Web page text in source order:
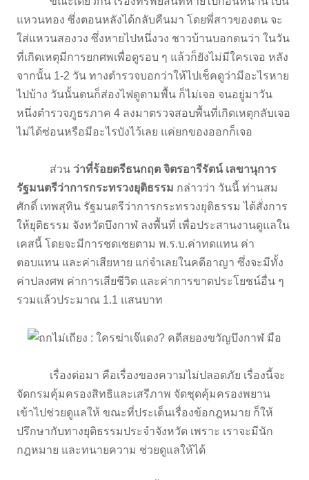
แหวนทอง ซึ่งตอนหลังได้กลับคืนมา โดยพี่สาวของตน จะ
ใส่แหวนสองวง ซึ่งหายไปหนึ่งวง ชาวบ้านบอกตนว่า ในวัน
ที่เกิดเหตุมีการยกศพเพื่อดูรอบ ๆ แล้วก็ยังไม่มีใครเจอ หลัง
จากนั้น 1-2 วัน ทางตำรวจบอกว่าให้ไปเช็คดูว่ามีอะไรหาย
ไปบ้าง วันนั้นตนก็ส่องไฟดูตามพื้น ก็ไม่เจอ จนอยู่มาวัน
หนึ่งตำรวจภูธรภาค 4 ลงมาตรวจสอบพื้นที่เกิดเหตุกลับเจอ
ไม่ได้ซ่อนหรือมีอะไรบังไว้เลย แค่ยกของออกก็เจอ
ส่วน ว่าที่ร้อยตรีธนกฤต จิตรอารีรัตน์ เลขานุการ
รัฐมนตรีว่าการกระทรวงยุติธรรม กล่าวว่า วันนี้ ท่านสม
ศักดิ์ เทพสุทิน รัฐมนตรีว่าการกระทรวงยุติธรรม ได้สั่งการ
ให้ยุติธรรม จังหวัดบึงกาฬ ลงพื้นที่ เพื่อประสานงานดูแลใน
เคสนี้ โดยจะมีการชดเชยตาม พ.ร.บ.ค่าทดแทน ค่า
ตอบแทน และค่าเสียหาย แก่จำเลยในคดีอาญา ซึ่งจะมีทั้ง
ค่าปลงศพ ค่าการเสียชีวิต และค่าการขาดประโยชน์อื่น ๆ
รวมแล้วประมาณ 1.1 แสนบาท
เรื่องต่อมา คือเรื่องของความไม่ปลอดภัย เรื่องนี้จะ
จัดกรมคุ้มครองสิทธิและเสรีภาพ จัดชุดคุ้มครองพยาน
เข้าไปช่วยดูแลให้ ขณะที่ประเด็นเรื่องข้อกฎหมาย ก็ให้
ปรึกษากับทางยุติธรรมประจำจังหวัด เพราะ เราจะมีนัก
กฎหมาย และทนายความ ช่วยดูแลให้ได้